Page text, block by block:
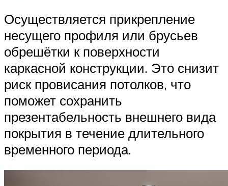
Осуществляется прикрепление
несущего профиля или брусьев
обрешётки к поверхности
каркасной конструкции. Это снизит
риск провисания потолков, что
поможет сохранить
презентабельность внешнего вида
покрытия в течение длительного
временного периода.